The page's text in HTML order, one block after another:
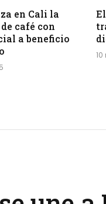
en Cali la
café con
a beneficio